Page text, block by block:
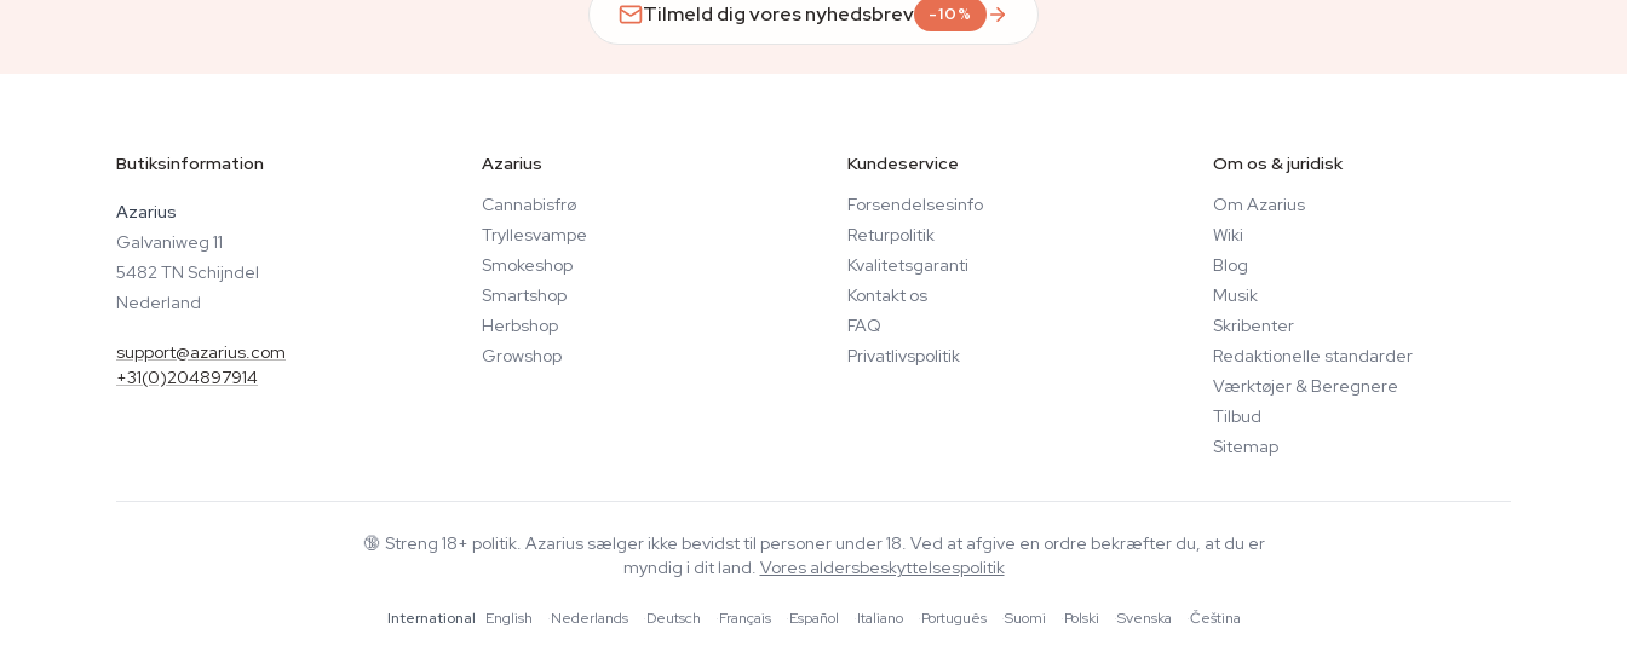
Tilmeld dig vores nyhedsbrev -10%
Butiksinformation
Azarius
Galvaniweg 11
5482 TN Schijndel
Nederland
support@azarius.com
+31(0)204897914
Azarius
Cannabisfrø
Tryllesvampe
Smokeshop
Smartshop
Herbshop
Growshop
Kundeservice
Forsendelsesinfo
Returpolitik
Kvalitetsgaranti
Kontakt os
FAQ
Privatlivspolitik
Om os & juridisk
Om Azarius
Wiki
Blog
Musik
Skribenter
Redaktionelle standarder
Værktøjer & Beregnere
Tilbud
Sitemap
🔞 Streng 18+ politik. Azarius sælger ikke bevidst til personer under 18. Ved at afgive en ordre bekræfter du, at du er
myndig i dit land. Vores aldersbeskyttelsespolitik
International English ·Nederlands ·Deutsch ·Français ·Español ·Italiano ·Português ·Suomi ·Polski ·Svenska ·Čeština